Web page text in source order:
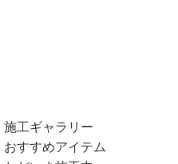
施工ギャラリー
おすすめアイテム